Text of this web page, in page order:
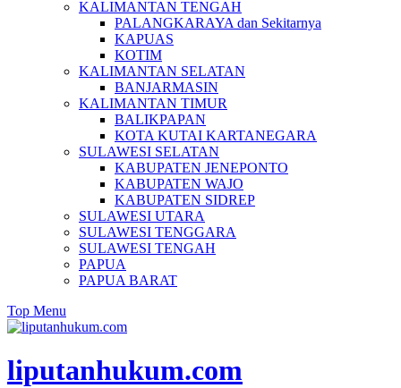
KALIMANTAN TENGAH
PALANGKARAYA dan Sekitarnya
KAPUAS
KOTIM
KALIMANTAN SELATAN
BANJARMASIN
KALIMANTAN TIMUR
BALIKPAPAN
KOTA KUTAI KARTANEGARA
SULAWESI SELATAN
KABUPATEN JENEPONTO
KABUPATEN WAJO
KABUPATEN SIDREP
SULAWESI UTARA
SULAWESI TENGGARA
SULAWESI TENGAH
PAPUA
PAPUA BARAT
Top Menu
liputanhukum.com